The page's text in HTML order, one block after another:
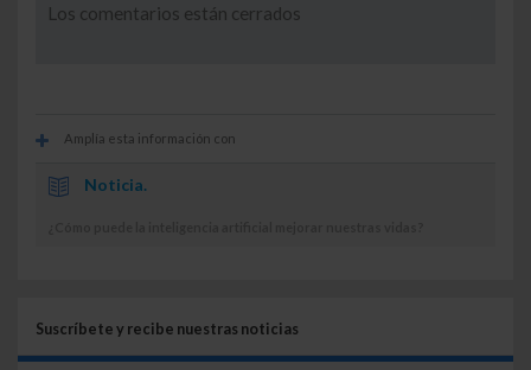
Los comentarios están cerrados
Amplía esta información con
Noticia.
Suscríbete y recibe nuestras noticias